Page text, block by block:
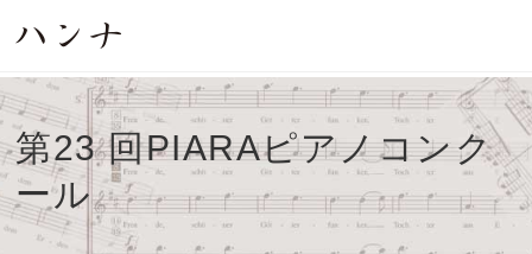
第23 回PIARAピアノコンク
ール